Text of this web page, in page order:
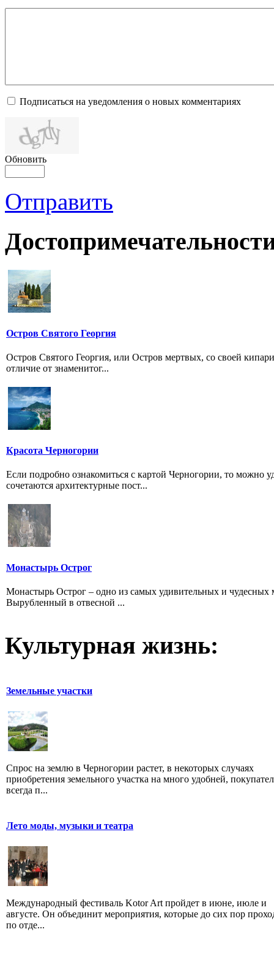
Подписаться на уведомления о новых комментариях
Обновить
Отправить
Остров Святого Георгия
Остров Святого Георгия, или Остров мертвых, со своей
отличие от знаменитог...
Красота Черногории
Если подробно ознакомиться с картой Черногории, то можно
сочетаются архитектурные пост...
Монастырь Острог
Монастырь Острог – одно из самых удивительных и
Вырубленный в отвесной ...
Культурная жизнь:
Земельные участки
Спрос на землю в Черногории растет, в некоторых случаях
приобретения земельного участка на много удобней,
всегда п...
Лето моды, музыки и театра
Международный фестиваль Kotor Art пройдет в июне, июле и
августе. Он объединит мероприятия, которые до сих пор
по отде...